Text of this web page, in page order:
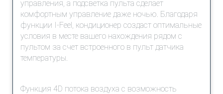
управления, а подсветка пульта сделает
комфортным управление даже ночью. Благодаря
функции I-Feel, кондиционер создаст оптимальные
условия в месте вашего нахождения рядом с
пультом за счет встроенного в пульт датчика
температуры.
Функция 4D потока воздуха с возможность